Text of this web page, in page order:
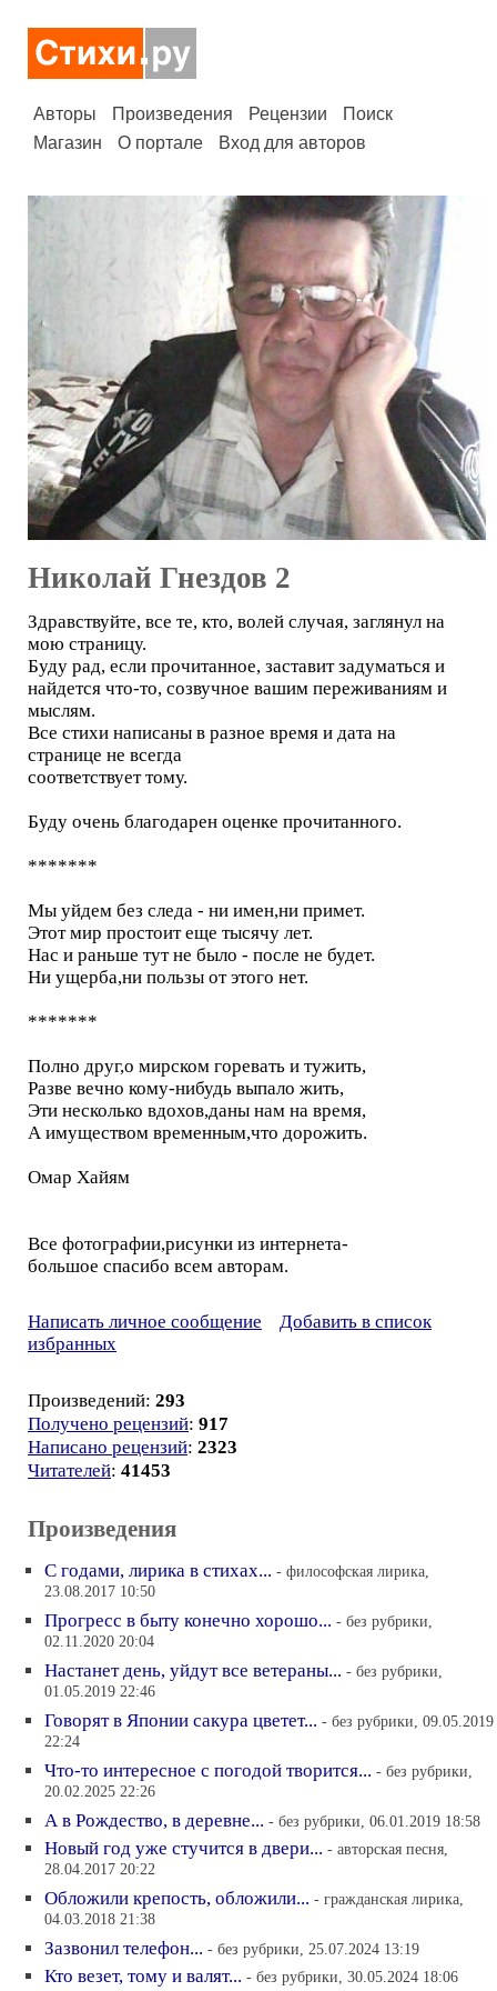
Авторы Произведения Рецензии
Поиск
Магазин
О портале Вход для авторов
Николай Гнездов 2
Здравствуйте, все те, кто, волей случая, заглянул на
мою страницу.
Буду рад, если прочитанное, заставит задуматься и
найдется что-то, созвучное вашим переживаниям и
мыслям.
Все стихи написаны в разное время и дата на
странице не всегда
соответствует тому.
Буду очень благодарен оценке прочитанного.
*******
Мы уйдем без следа - ни имен,ни примет.
Этот мир простоит еще тысячу лет.
Нас и раньше тут не было - после не будет.
Ни ущерба,ни пользы от этого нет.
*******
Полно друг,о мирском горевать и тужить,
Разве вечно кому-нибудь выпало жить,
Эти несколько вдохов,даны нам на время,
А имуществом временным,что дорожить.
Омар Хайям
Все фотографии,рисунки из интернета-
большое спасибо всем авторам.
Написать личное сообщение
Добавить в список
избранных
Произведений: 293
Получено рецензий: 917
Написано рецензий: 2323
Читателей: 41453
Произведения
С годами, лирика в стихах... - философская лирика,
23.08.2017 10:50
Прогресс в быту конечно хорошо... - без рубрики,
02.11.2020 20:04
Настанет день, уйдут все ветераны... - без рубрики,
01.05.2019 22:46
Говорят в Японии сакура цветет... - без рубрики, 09.05.2019
22:24
Что-то интересное с погодой творится... - без рубрики,
20.02.2025 22:26
А в Рождество, в деревне... - без рубрики, 06.01.2019 18:58
Новый год уже стучится в двери... - авторская песня,
28.04.2017 20:22
Обложили крепость, обложили... - гражданская лирика,
04.03.2018 21:38
Зазвонил телефон... - без рубрики, 25.07.2024 13:19
Кто везет, тому и валят... - без рубрики, 30.05.2024 18:06